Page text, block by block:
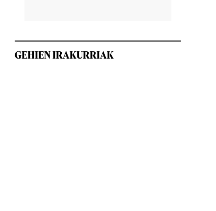
GEHIEN IRAKURRIAK